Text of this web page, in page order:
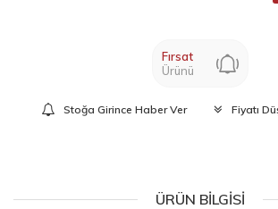
Fırsat
Ürünü
Stoğa Girince Haber Ver Fiyatı
ÜRÜN BILGISI